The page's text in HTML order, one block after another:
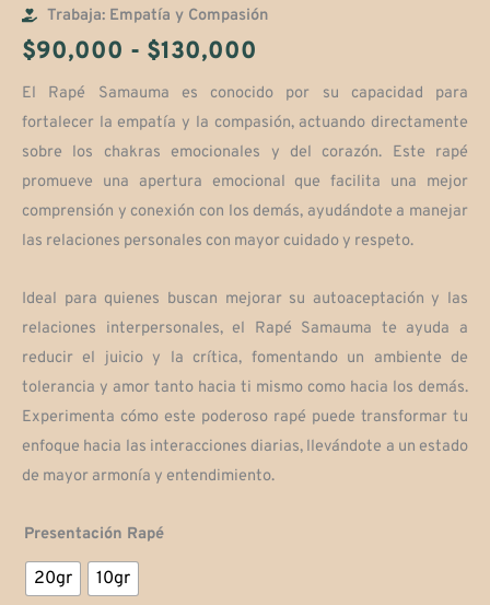
Trabaja: Empatía y Compasión
$90,000 - $130,000
de
precios:
desde
$90,000
$130,000
El Rapé Samauma es conocido por su capacidad para
fortalecer la empatía y la compasión, actuando directamente
sobre los chakras emocionales y del corazón. Este rapé
promueve una apertura emocional que facilita una mejor
comprensión y conexión con los demás, ayudándote a manejar
las relaciones personales con mayor cuidado y respeto.
Ideal para quienes buscan mejorar su autoaceptación y las
relaciones interpersonales, el Rapé Samauma te ayuda a
reducir el juicio y la crítica, fomentando un ambiente de
tolerancia y amor tanto hacia ti mismo como hacia los demás.
Experimenta cómo este poderoso rapé puede transformar tu
enfoque hacia las interacciones diarias, llevándote a un estado
de mayor armonía y entendimiento.
Presentación Rapé
20gr 10gr
Samauma
cantidad